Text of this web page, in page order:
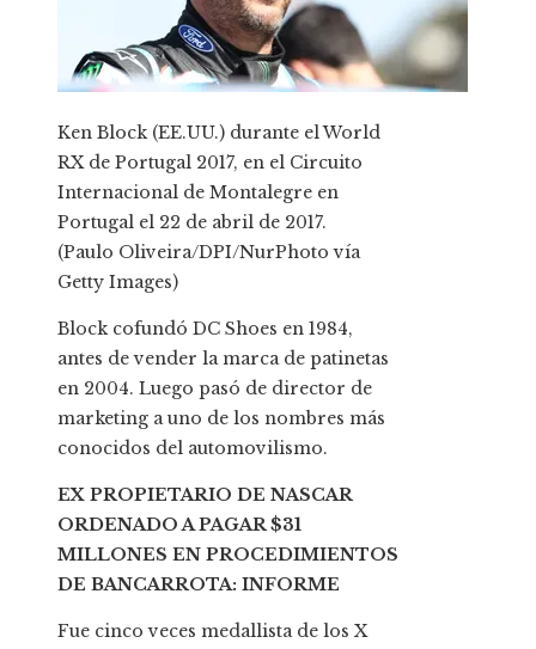
Ken Block (EE.UU.) durante el World
RX de Portugal 2017, en el Circuito
Internacional de Montalegre en
Portugal el 22 de abril de 2017.
(Paulo Oliveira/DPI/NurPhoto vía
Getty Images)
Block cofundó DC Shoes en 1984,
antes de vender la marca de patinetas
en 2004. Luego pasó de director de
marketing a uno de los nombres más
conocidos del automovilismo.
EX PROPIETARIO DE NASCAR
ORDENADO A PAGAR $31
MILLONES EN PROCEDIMIENTOS
DE BANCARROTA: INFORME
Fue cinco veces medallista de los X